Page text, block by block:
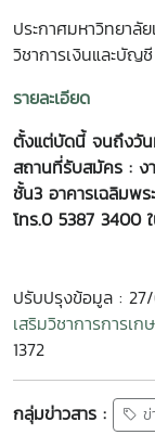
ประกาศมหาวิทยา
วิชาการเงินและบัญ
รายละเอียด
ตั้งแต่บัดนี้ จนถึงวั
สถานที่รับสมัคร : ง
ชั้น3 อาคารเฉลิมพ
โทร.0 5387 3400
ปรับปรุงข้อมูล :
เสริมวิชาการการเ
1372
กลุ่มข่าวสาร : ข่